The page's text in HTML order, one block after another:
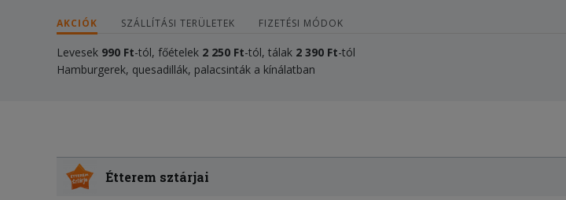
AKCIÓK SZÁLLÍTÁSI TERÜLETEK FIZETÉSI MÓDOK
Levesek 990 Ft-tól, főételek 2 250 Ft-tól, tálak 2 390 Ft-tól
Hamburgerek, quesadillák, palacsinták a kínálatban
Étterem sztárjai